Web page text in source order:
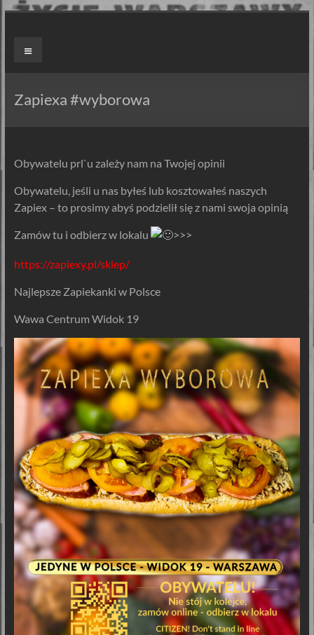
Skip
ZAPIEXY
–
SMAK
ORYGINALNE!
Są
są
Menu
Zapiexa #wyborowa
Obywatelu prl`u zależy nam na Twojej opinii
Obywatelu, jeśli u nas byłeś lub kosztowałeś naszych
Zapiex – to prosimy abyś podzielił się z nami swoja opinią
Zamów tu i odbierz w lokalu >>>
https://zapiexy.pl/sklep/
Najlepsze Zapiekanki w Polsce
Wawa Centrum Widok 19